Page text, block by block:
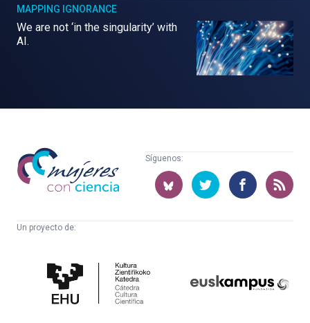
MAPPING IGNORANCE
We are not ‘in the singularity’ with
AI.
Mujeres
con
ciencia
Síguenos:
Un proyecto de:
Cultura
Científica